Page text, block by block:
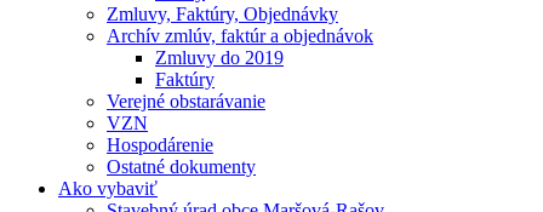
Zmluvy, Faktúry, Objednávky
Archív zmlúv, faktúr a objednávok
Zmluvy do 2019
Faktúry
Verejné obstarávanie
VZN
Hospodárenie
Ostatné dokumenty
Ako vybaviť